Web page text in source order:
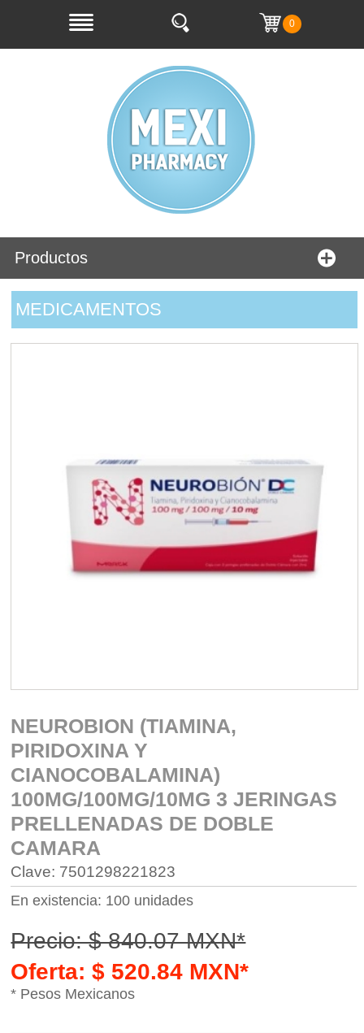
0
Productos
MEDICAMENTOS
NEUROBION (TIAMINA,
PIRIDOXINA Y
CIANOCOBALAMINA)
100MG/100MG/10MG 3 JERINGAS
PRELLENADAS DE DOBLE
CAMARA
Clave: 7501298221823
En existencia: 100 unidades
Precio: $ 840.07 MXN*
Oferta: $ 520.84 MXN*
* Pesos Mexicanos